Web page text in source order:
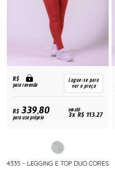
R$
para revenda
Logue-se para
ver o preço
R$339,80
para uso próprio
em até
3x R$ 113,27
4335 - LEGGING E TOP DUO CORES